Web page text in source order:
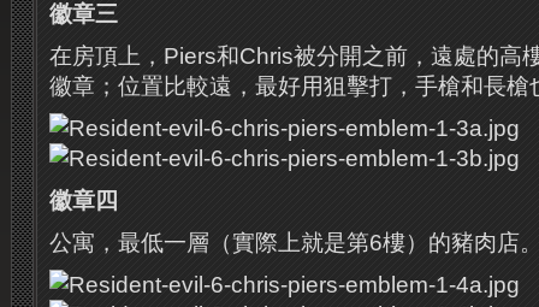
徽章三
在房頂上，Piers和Chris被分開之前，遠處的高
徽章；位置比較遠，最好用狙擊打，手槍和長槍
徽章四
公寓，最低一層（實際上就是第6樓）的豬肉店